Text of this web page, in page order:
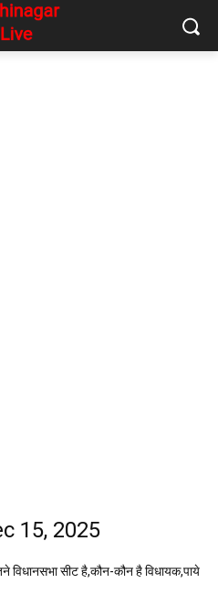
15, 2025
विधानसभा सीट है,कौन-कौन है विधायक,पाये